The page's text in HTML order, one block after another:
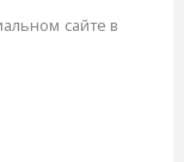
сайте в